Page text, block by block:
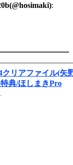
:
クリアファイル(矢
特典/ほしまきPro